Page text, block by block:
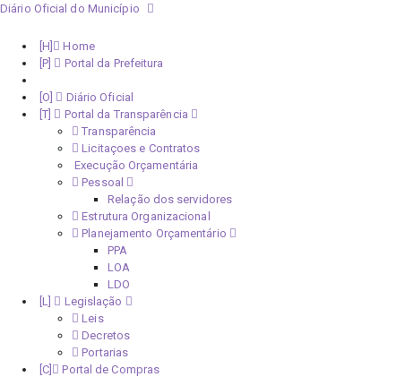
Diário Oficial do Município
Home
Portal da Prefeitura
Diário Oficial
Portal da Transparência
Transparência
Licitaçoes e Contratos
Execução Orçamentária
Pessoal
Relação dos servidores
Estrutura Organizacional
Planejamento Orçamentário
PPA
LOA
LDO
Legislação
Leis
Decretos
Portarias
Portal de Compras